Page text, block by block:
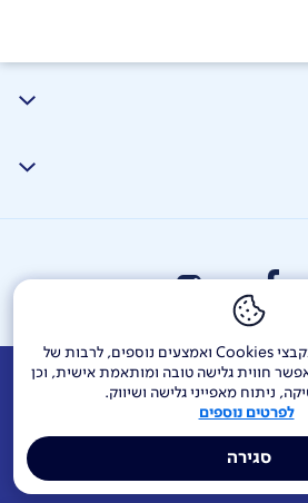
באתר זה נעשה שימוש בקבצי Cookies ואמצעים נוספים, לרבות של
חווית גלישה טובה ומותאמת אישית, וכן
ניתוח מאפייני גלישה ושיווק.
לפרטים נוספים
סגירה
Investor Relations
הודעות חברה
144 בזק בינלאומי
אתר הרכש